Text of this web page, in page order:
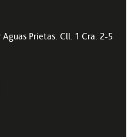
Prietas. Cll. 1 Cra. 2-5